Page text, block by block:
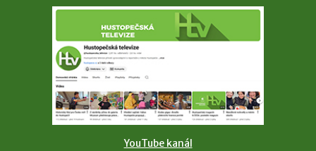
YouTube kanál